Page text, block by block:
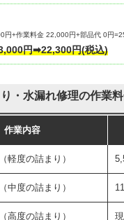
50㎝以上）
り（厚さ10㎝まで）
厚さ10㎝超え）
着
ンク）
）)
栓・排水トラップ
円+作業料金 22,000円+部品代 0円
円➡22,300円(税込)
・水漏れ修理の作業
作業内容
軽度の詰まり）
中度の詰まり）
高度の詰まり）